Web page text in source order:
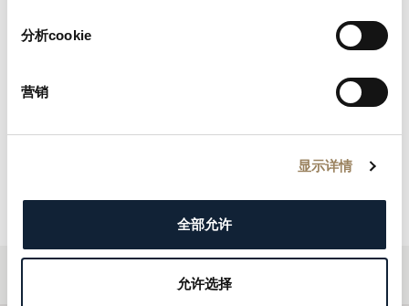
分析cookie
营销
显示详情
全部允许
允许选择
我同意 Montres Breguet 通过电子邮件向我发送新闻